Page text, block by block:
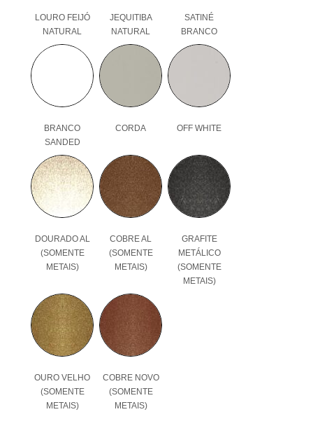
LOURO FEIJÓ
NATURAL
JEQUITIBA
NATURAL
SATINÉ
BRANCO
BRANCO
SANDED
CORDA OFF WHITE
DOURADO AL
(SOMENTE
METAIS)
COBRE AL
(SOMENTE
METAIS)
GRAFITE
METÁLICO
(SOMENTE
METAIS)
OURO VELHO
(SOMENTE
METAIS)
COBRE NOVO
(SOMENTE
METAIS)